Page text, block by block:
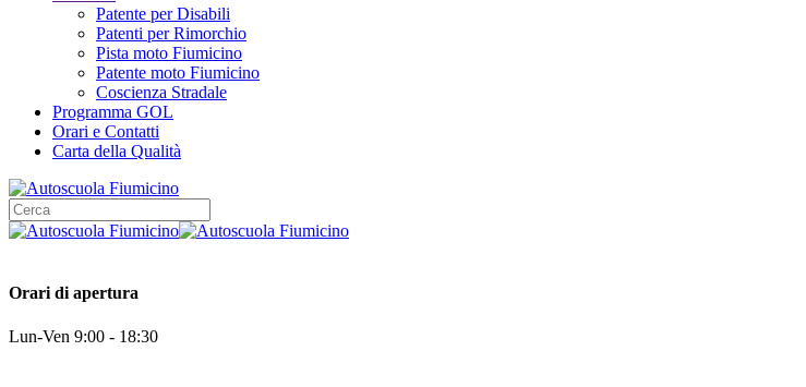
Patente per Disabili
Patenti per Rimorchio
Pista moto Fiumicino
Patente moto Fiumicino
Coscienza Stradale
Programma GOL
Orari e Contatti
Carta della Qualità
Orari di apertura
Lun-Ven 9:00 - 18:30